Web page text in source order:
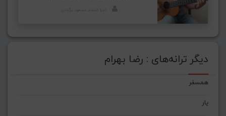
دیگر ترانه‌های : رضا بهرام
همسفر
یار